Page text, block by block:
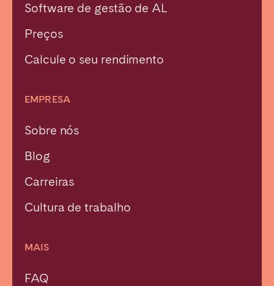
Software de gestão de AL
Preços
Calcule o seu rendimento
EMPRESA
Sobre nós
Blog
Carreiras
Cultura de trabalho
MAIS
FAQ